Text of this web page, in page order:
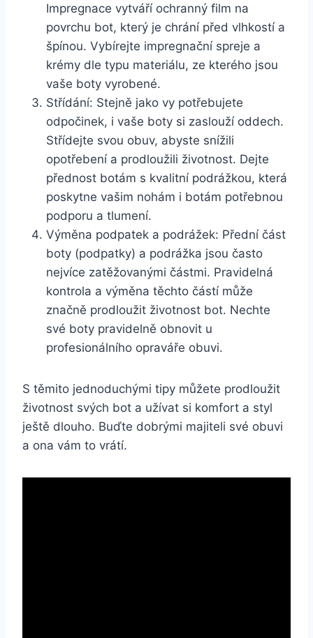
Impregnace vytváří ochranný film ⁤na
povrchu bot, který je chrání před vlhkostí a
špínou. Vybírejte impregnační spreje a
krémy dle typu materiálu, ze kterého jsou
vaše boty ‌vyrobené.
Střídání: Stejně ​jako vy potřebujete⁣
odpočinek,⁤ i vaše⁢ boty si zaslouží⁤ oddech.
Střídejte svou obuv, abyste snížili‌
opotřebení a prodloužili životnost. Dejte
přednost botám s kvalitní podrážkou, která
poskytne ​vašim nohám i ‌botám potřebnou
podporu⁤ a tlumení.
Výměna ‌podpatek a podrážek:‍ Přední ​část
boty (podpatky) a podrážka jsou⁤ často
nejvíce zatěžovanými ‍částmi. Pravidelná
kontrola ⁢a výměna těchto částí‍ může
značně prodloužit životnost ⁣bot. Nechte
své boty pravidelně ​obnovit u
profesionálního opraváře obuvi.
S těmito jednoduchými ⁣tipy můžete ⁢prodloužit​
životnost svých bot a užívat si ⁢komfort a styl
ještě dlouho. Buďte⁢ dobrými majiteli své⁣ obuvi
a‌ ona vám⁢ to vrátí.